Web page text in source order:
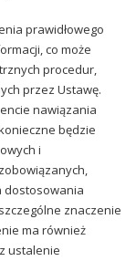
prawidłowego
co może
procedur,
przez Ustawę.
nawiązania
będzie
i
dostosowania
znaczenie
ma również
ustalenie